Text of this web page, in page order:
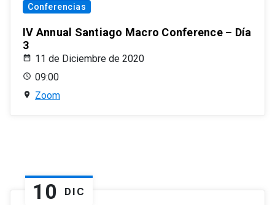
Conferencias
IV Annual Santiago Macro Conference – Día
3
11 de Diciembre de 2020
09:00
Zoom
10 DIC